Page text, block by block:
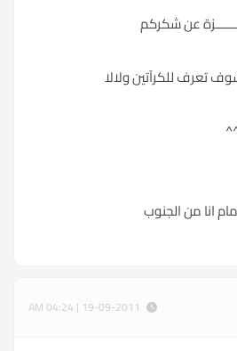
عن شكركم
تعرف للكرآتين ولالا
انا من الجنوب